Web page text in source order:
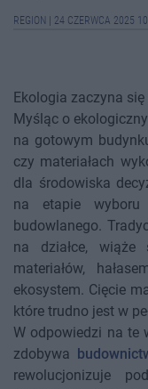
REGION 24 CZERWCA 2025
Ekologia zaczyna
Myśląc o
na gotowym
czy materiałach
dla środowiska
na etapie wyboru
budowlanego.
na działce, wiąże
materiałów,
ekosystem. Cięcie
które trudno jest w
W odpowiedzi na te
zdobywa
rewolucjonizuje